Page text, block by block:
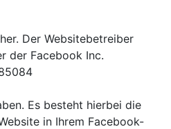
Der Websitebetreiber
der Facebook Inc.
Es besteht hierbei die
in Ihrem Facebook-